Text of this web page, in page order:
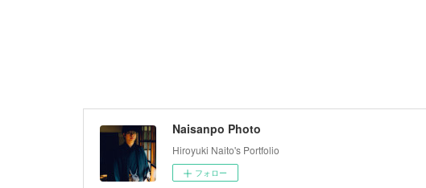
Naisanpo Photo
Hiroyuki Naito's Portfolio
フォロー